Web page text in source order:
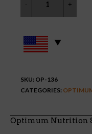
SKU: OP-136
CATEGORIES:
Optimum Nutrition